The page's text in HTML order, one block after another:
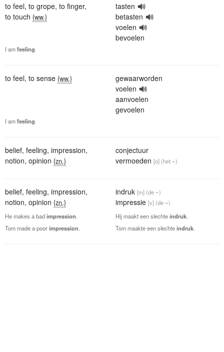
to feel, to grope, to finger,
to touch {ww.}
tasten
betasten
voelen
bevoelen
I amfeeling
to feel, to sense {ww.}
gewaarworden
voelen
aanvoelen
gevoelen
I amfeeling
belief, feeling, impression,
notion, opinion {zn.}
conjectuur
vermoeden [o] (het ~)
belief, feeling, impression,
notion, opinion {zn.}
indruk [m] (de ~)
impressie [v] (de ~)
He makes a badimpression Hij maakt een slechteindruk
Tom made a poorimpression Tom maakte een slechteindruk